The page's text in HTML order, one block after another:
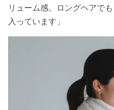
リューム感。ロングヘアでも
入っています」